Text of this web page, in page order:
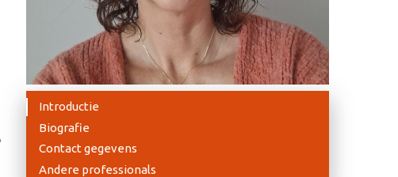
Introductie
Biografie
Contact gegevens
Andere professionals